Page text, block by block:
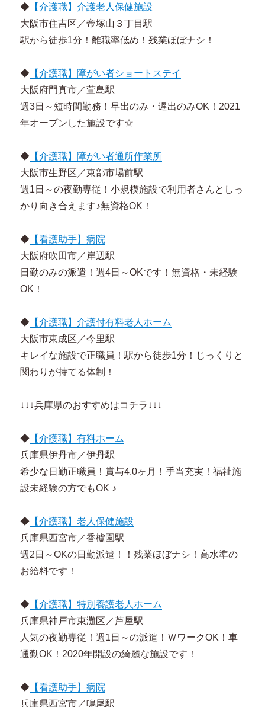
◆ 【介護職】介護老人保健施設
大阪市住吉区／帝塚山３丁目駅
駅から徒歩1分！離職率低め！残業ほぼナシ！
◆ 【介護職】障がい者ショートステイ
大阪府門真市／萱島駅
週3日～短時間勤務！早出のみ・遅出のみOK！2021
年オープンした施設です☆
◆ 【介護職】障がい者通所作業所
大阪市生野区／東部市場前駅
週1日～の夜勤専従！小規模施設で利用者さんとしっ
かり向き合えます♪無資格OK！
◆ 【看護助手】病院
大阪府吹田市／岸辺駅
日勤のみの派遣！週4日～OKです！無資格・未経験
OK！
◆ 【介護職】介護付有料老人ホーム
大阪市東成区／今里駅
キレイな施設で正職員！駅から徒歩1分！じっくりと
関わりが持てる体制！
↓↓↓兵庫県のおすすめはコチラ↓↓↓
◆ 【介護職】有料ホーム
兵庫県伊丹市／伊丹駅
希少な日勤正職員！賞与4.0ヶ月！手当充実！福祉施
設未経験の方でもOK ♪
◆ 【介護職】老人保健施設
兵庫県西宮市／香櫨園駅
週2日～OKの日勤派遣！！残業ほぼナシ！高水準の
お給料です！
◆ 【介護職】特別養護老人ホーム
兵庫県神戸市東灘区／芦屋駅
人気の夜勤専従！週1日～の派遣！ＷワークOK！車
通勤OK！2020年開設の綺麗な施設です！
◆ 【看護助手】病院
兵庫県西宮市／鳴尾駅